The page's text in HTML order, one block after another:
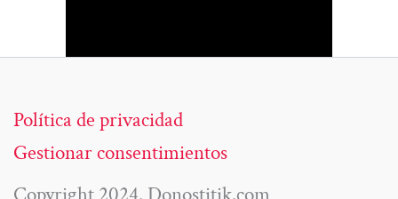
Política de privacidad
Gestionar consentimientos